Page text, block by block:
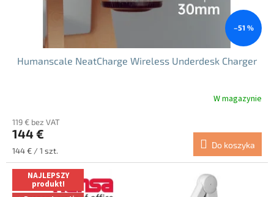
–51 %
Humanscale NeatCharge Wireless Underdesk Charger
W magazynie
119 € bez VAT
144 €
Cena
jednostkowa:
144 € / 1 szt.
Do koszyka
NAJLEPSZY
produkt!